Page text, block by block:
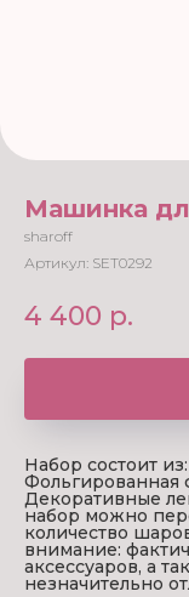
Машинка
sharoff
Артикул: SET0292
4 400 р.
Набор состоит
Декоративные
набор можно
количество
внимание:
аксессуаров, а
незначительно